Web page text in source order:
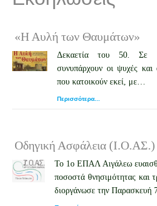
«Η Αυλή των Θαυμάτων»
Δεκαετία του 50. Σε
συνυπάρχουν οι ψυχές
που κατοικούν εκεί, με…
Περισσότερα...
Οδηγική Ασφάλεια (Ι.Ο.ΑΣ.)
Το 1ο ΕΠΑΛ Αιγάλεω
ποσοστά θνησιμότητας και
διοργάνωσε την Παρασκευή